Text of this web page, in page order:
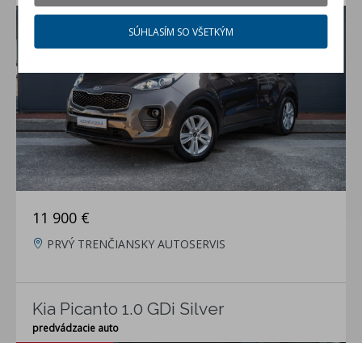
11 900 €
PRVÝ TRENČIANSKY AUTOSERVIS
Kia Picanto 1.0 GDi Silver
predvádzacie auto
SÚHLASÍM SO VŠETKÝM